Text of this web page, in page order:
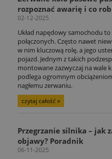
rozpoznać awarię i co
02-12-2025
Układ napędowy samochodu
połączonych. Często nawet
w nim kluczową rolę, a jego
pojazd. Jednym z takich
montowane zazwyczaj na wale
podlega ogromnym
nagłemu zerwaniu.
czytaj całość »
Przegrzanie silnika – jak
objawy? Poradnik
06-11-2025